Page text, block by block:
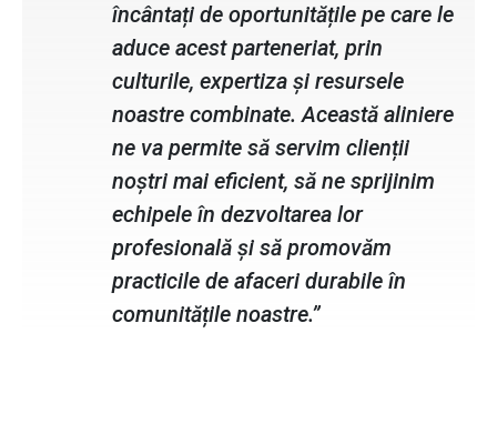
încântați de oportunitățile pe care le
aduce acest parteneriat, prin
culturile, expertiza și resursele
noastre combinate. Această aliniere
ne va permite să servim clienții
noștri mai eficient, să ne sprijinim
echipele în dezvoltarea lor
profesională și să promovăm
practicile de afaceri durabile în
comunitățile noastre.”